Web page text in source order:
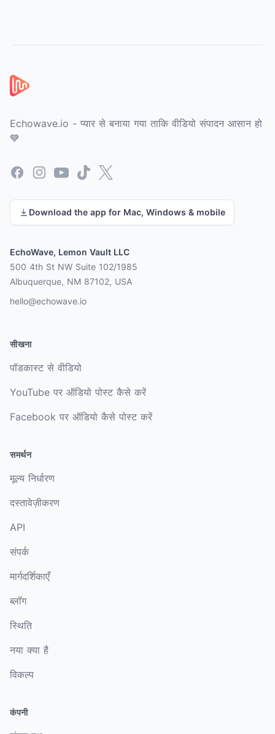
Echowave.io - प्यार से बनाया गया ताकि वीडियो संपादन आसान हो
💙
Facebook
InstagramYouTubeTikTok
X
Download the app for Mac, Windows & mobile
EchoWave, Lemon Vault LLC
500 4th St NW Suite 102/1985
Albuquerque, NM 87102, USA
hello@echowave.io
सीखना
पॉडकास्ट से वीडियो
YouTube पर ऑडियो पोस्ट कैसे करें
Facebook पर ऑडियो कैसे पोस्ट करें
समर्थन
मूल्य निर्धारण
दस्तावेज़ीकरण
API
संपर्क
मार्गदर्शिकाएँ
ब्लॉग
स्थिति
नया क्या है
विकल्प
कंपनी